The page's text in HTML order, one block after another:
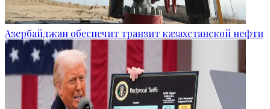
Азербайджан обеспечит транзит казахстанской нефти